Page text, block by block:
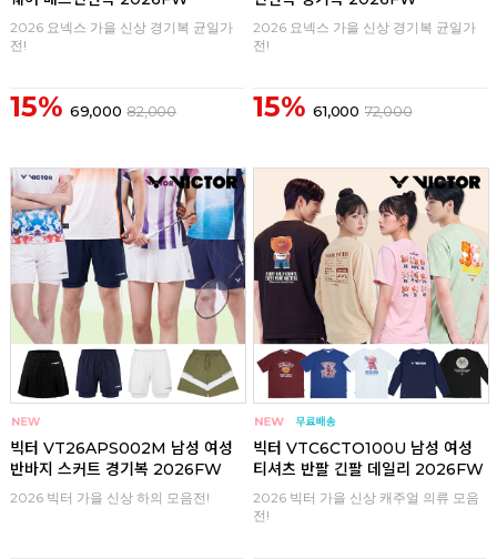
2026 요넥스 가을 신상 경기복 균일가
전!
15% 69,000 82,000
2026 요넥스 가을 신상 경기복 균일가
전!
15% 61,000 72,000
빅터 VT26APS002M 남성 여성
반바지 스커트 경기복 2026FW
2026 빅터 가을 신상 하의 모음전!
빅터 VTC6CTO100U 남성 여성
티셔츠 반팔 긴팔 데일리 2026FW
2026 빅터 가을 신상 캐주얼 의류 모음
전!